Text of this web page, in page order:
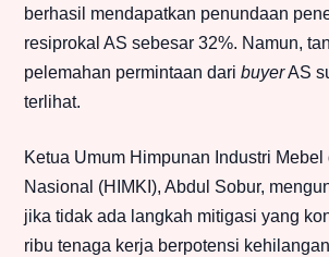
berhasil mendapatkan penundaan
resiprokal AS sebesar 32%. Namun,
pelemahan permintaan dari buyerAS
terlihat.
Ketua Umum Himpunan Industri
Nasional (HIMKI), Abdul Sobur,
jika tidak ada langkah mitigasi yang
ribu tenaga kerja berpotensi